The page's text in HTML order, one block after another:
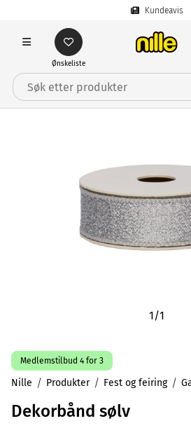
Kundeavis
Ønskeliste
1/1
Medlemstilbud 4 for 3
Nille Produkter Fest og feiring
Dekorbånd sølv